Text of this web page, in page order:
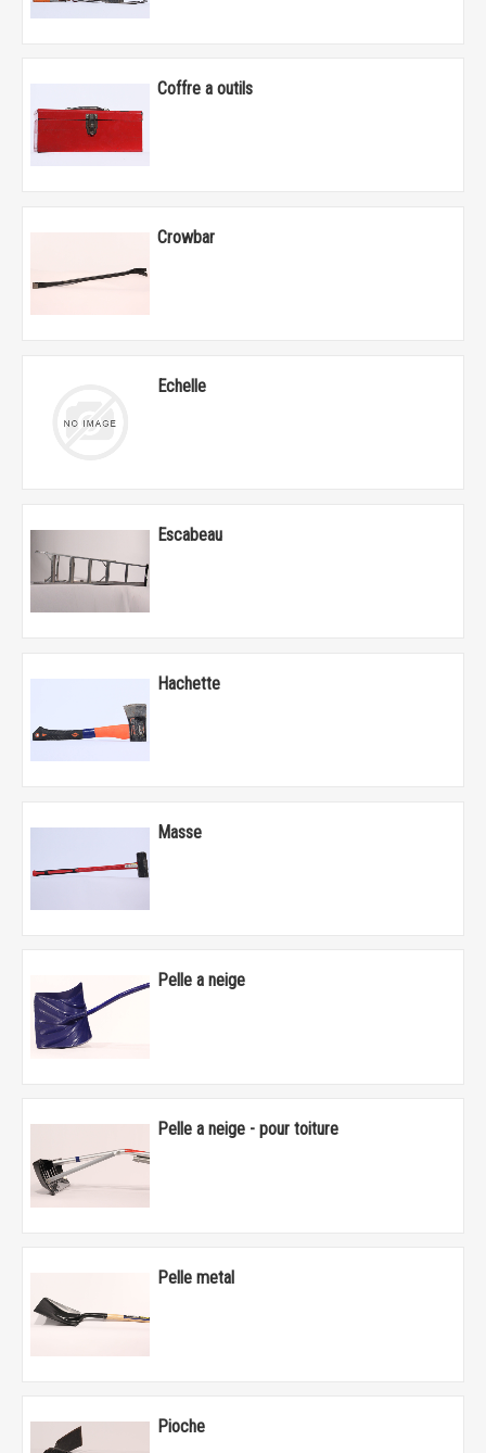
Coffre a outils
Crowbar
Echelle
Escabeau
Hachette
Masse
Pelle a neige
Pelle a neige - pour toiture
Pelle metal
Pioche